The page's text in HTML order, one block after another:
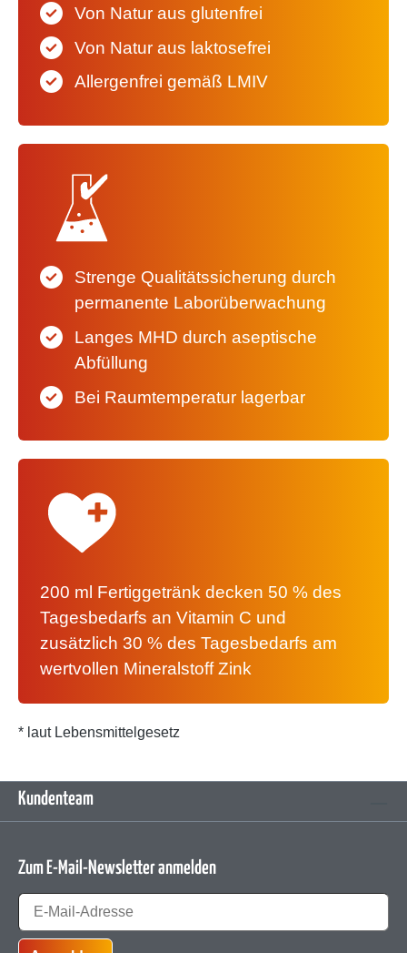
Von Natur aus glutenfrei
Von Natur aus laktosefrei
Allergenfrei gemäß LMIV
Strenge Qualitätssicherung durch
permanente Laborüberwachung
Langes MHD durch aseptische
Abfüllung
Bei Raumtemperatur lagerbar
200 ml Fertiggetränk decken 50 % des
Tagesbedarfs an Vitamin C und
zusätzlich 30 % des Tagesbedarfs am
wertvollen Mineralstoff Zink
* laut Lebensmittelgesetz
Kundenteam
Zum E-Mail-Newsletter anmelden